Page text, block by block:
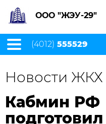
ООО "ЖЭУ-29"
(4012) 555529
Новости ЖКХ
Кабмин РФ
подготовил